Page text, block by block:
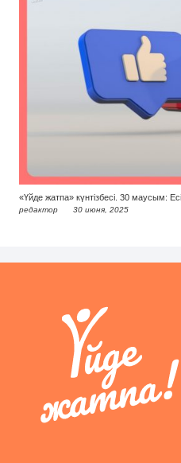
«Үйде жатпа» күнтізбесі. 30 маусым:
редактор 30 июня, 2025